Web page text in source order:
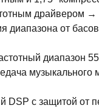
драйвером →
диапазона от
диапазон
музыкального
DSP с защитой от